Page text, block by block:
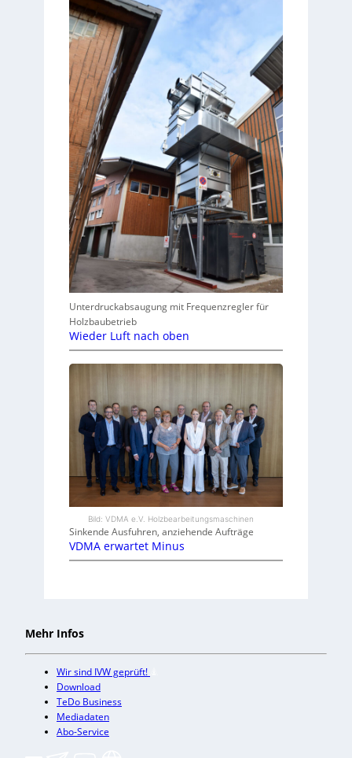
Unterdruckabsaugung mit Frequenzregler für
Holzbaubetrieb
Wieder Luft nach oben
Bild: VDMA e.V. Holzbearbeitungsmaschinen
Sinkende Ausfuhren, anziehende Aufträge
VDMA erwartet Minus
Mehr Infos
Wir sind IVW geprüft!
Download
TeDo Business
Mediadaten
Abo-Service